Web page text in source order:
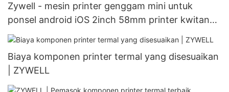
Zywell - mesin printer genggam mini untuk
ponsel android iOS 2inch 58mm printer kwitansi
termal USB+wifi
Biaya komponen printer termal yang disesuaikan
| ZYWELL